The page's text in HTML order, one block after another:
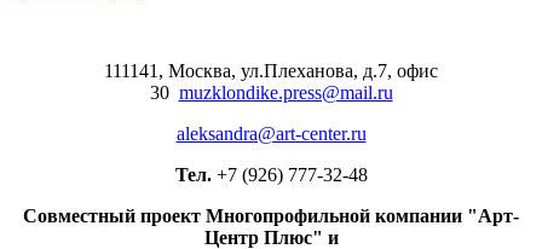
111141, Москва, ул.Плеханова, д.7, офис
30 muzklondike.press@mail.ru
aleksandra@art-center.ru
Тел. +7 (926) 777-32-48
Совместный проект Многопрофильной компании "Арт-
Центр Плюс" и